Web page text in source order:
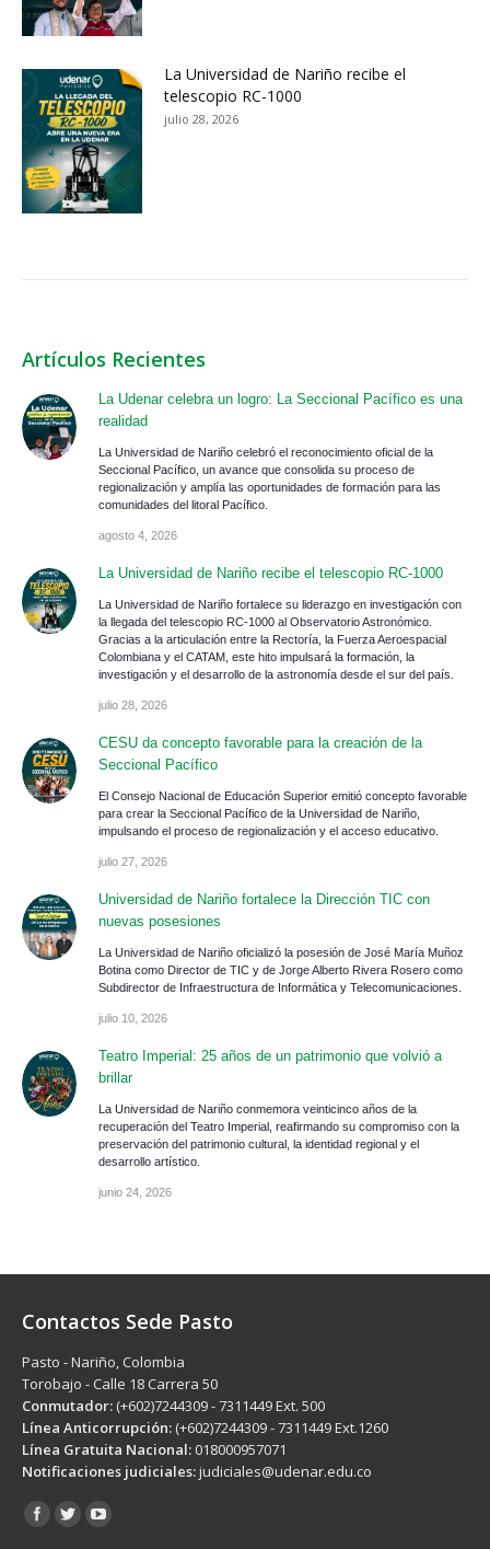
La Universidad de Nariño recibe el
telescopio RC-1000
julio 28, 2026
Artículos Recientes
La Udenar celebra un logro: La Seccional Pacífico es una
realidad
La Universidad de Nariño celebró el reconocimiento oficial de la
Seccional Pacífico, un avance que consolida su proceso de
regionalización y amplía las oportunidades de formación para las
comunidades del litoral Pacífico.
agosto 4, 2026
La Universidad de Nariño recibe el telescopio RC-1000
La Universidad de Nariño fortalece su liderazgo en investigación con
la llegada del telescopio RC-1000 al Observatorio Astronómico.
Gracias a la articulación entre la Rectoría, la Fuerza Aeroespacial
Colombiana y el CATAM, este hito impulsará la formación, la
investigación y el desarrollo de la astronomía desde el sur del país.
julio 28, 2026
CESU da concepto favorable para la creación de la
Seccional Pacífico
El Consejo Nacional de Educación Superior emitió concepto favorable
para crear la Seccional Pacífico de la Universidad de Nariño,
impulsando el proceso de regionalización y el acceso educativo.
julio 27, 2026
Universidad de Nariño fortalece la Dirección TIC con
nuevas posesiones
La Universidad de Nariño oficializó la posesión de José María Muñoz
Botina como Director de TIC y de Jorge Alberto Rivera Rosero como
Subdirector de Infraestructura de Informática y Telecomunicaciones.
julio 10, 2026
Teatro Imperial: 25 años de un patrimonio que volvió a
brillar
La Universidad de Nariño conmemora veinticinco años de la
recuperación del Teatro Imperial, reafirmando su compromiso con la
preservación del patrimonio cultural, la identidad regional y el
desarrollo artístico.
junio 24, 2026
Contactos Sede Pasto
Pasto - Nariño, Colombia
Torobajo - Calle 18 Carrera 50
Conmutador: (+602)7244309 - 7311449 Ext. 500
Línea Anticorrupción: (+602)7244309 - 7311449 Ext.1260
Línea Gratuita Nacional: 018000957071
Notificaciones judiciales:judiciales@udenar.edu.co
Encuéntranos en: